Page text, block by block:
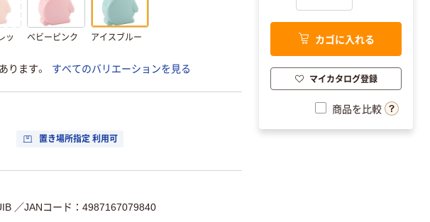
ッ
ベビーピンク アイスブルー
ります。
すべてのバリエーションを見る
置き場所指定 利用可
／JANコード：4987167079840
カゴに入れる
マイカタログ登録
商品を比較